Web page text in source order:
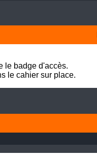
le badge d'accès.
le cahier sur place.